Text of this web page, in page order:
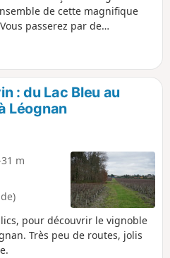
de cette magnifique
passerez par de
et la forêt domaniale de
bateau en fin de journée est
: du Lac Bleu au
Léognan
m
pour découvrir le vignoble
Très peu de routes, jolis